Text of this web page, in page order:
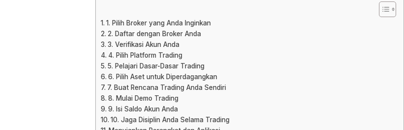
1. Pilih Broker yang Anda Inginkan
2. Daftar dengan Broker Anda
3. Verifikasi Akun Anda
4. Pilih Platform Trading
5. Pelajari Dasar-Dasar Trading
6. Pilih Aset untuk Diperdagangkan
7. Buat Rencana Trading Anda Sendiri
8. Mulai Demo Trading
9. Isi Saldo Akun Anda
10. Jaga Disiplin Anda Selama Trading